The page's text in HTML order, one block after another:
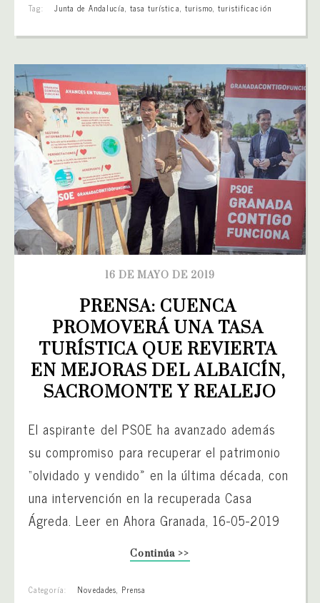
Tag: Junta de Andalucía, tasa turística, turismo,turistificación
16 DE MAYO DE 2019
PRENSA: CUENCA
PROMOVERÁ UNA TASA
TURÍSTICA QUE REVIERTA
EN MEJORAS DEL ALBAICÍN,
SACROMONTE Y REALEJO
El aspirante del PSOE ha avanzado además
su compromiso para recuperar el patrimonio
“olvidado y vendido» en la última década, con
una intervención en la recuperada Casa
Ágreda. Leer en Ahora Granada, 16-05-2019
Continúa >>
Categoría: Novedades, Prensa